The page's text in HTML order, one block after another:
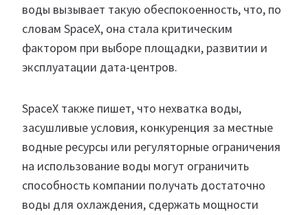
воды вызывает такую обеспокоенность, что, по
словам SpaceX, она стала критическим
фактором при выборе площадки, развитии и
эксплуатации дата-центров.
SpaceX также пишет, что нехватка воды,
засушливые условия, конкуренция за местные
водные ресурсы или регуляторные ограничения
на использование воды могут ограничить
способность компании получать достаточно
воды для охлаждения, сдержать мощности